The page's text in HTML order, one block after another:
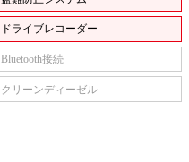
ドライブレコーダー
Bluetooth接続
クリーンディーゼル